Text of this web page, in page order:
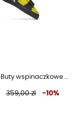
Reflex Y - Buty wspinaczkowe dla dzieci
359,00 zł -10%